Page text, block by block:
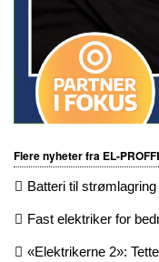
Flere nyheter fra EL-
Batteri til
Fast elektriker for
«Elektrikerne 2»: